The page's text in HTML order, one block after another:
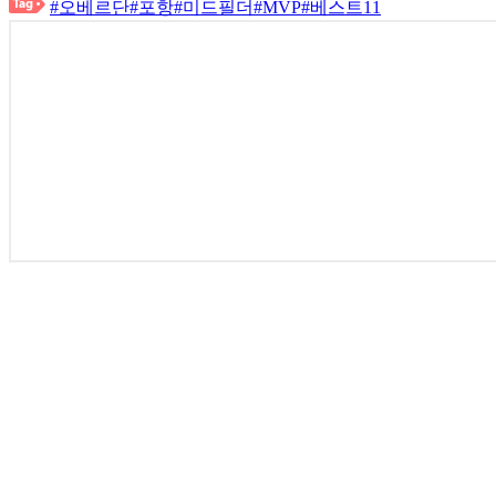
#오베르단#포항#미드필더#MVP#베스트11